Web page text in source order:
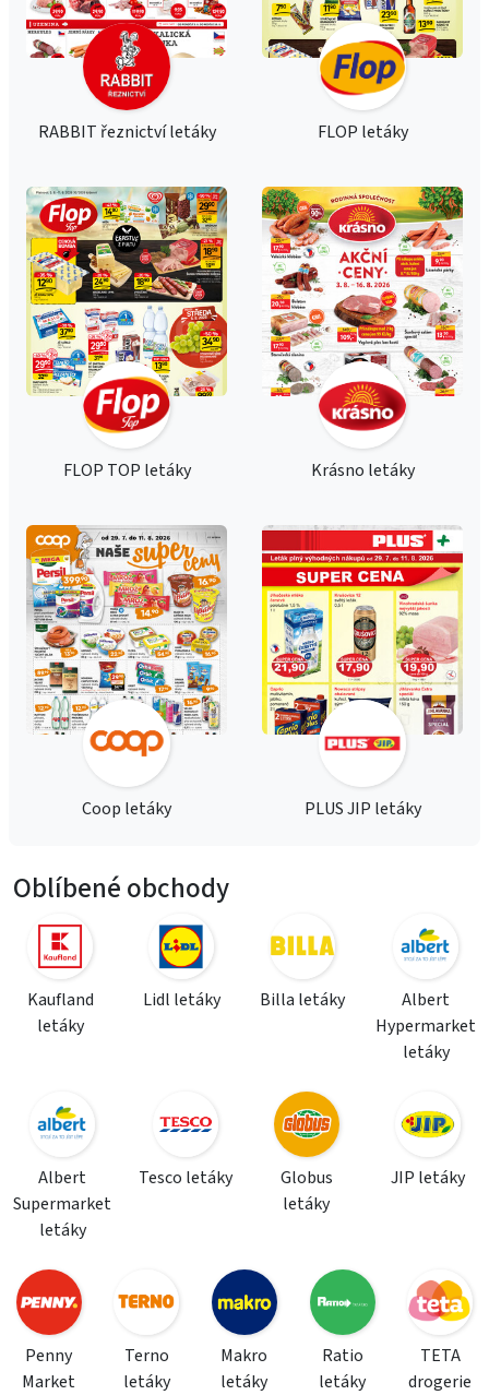
RABBIT řeznictví letáky FLOP letáky
FLOP TOP letáky Krásno letáky
Coop letáky PLUS JIP letáky
Oblíbené obchody
Kaufland
letáky
Lidl letáky Billa letáky
Albert
Hypermarket
letáky
Albert
Supermarket
letáky
Tesco letáky
Globus
letáky
JIP letáky
Penny
Market
Terno
letáky
Makro
letáky
Ratio
letáky
TETA
drogerie